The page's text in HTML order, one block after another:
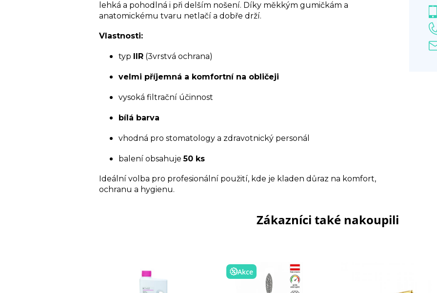
lehká a pohodlná i při delším nošení. Díky měkkým gumičkám a
anatomickému tvaru netlačí a dobře drží.
Vlastnosti:
typ IIR(3vrstvá ochrana)
velmi příjemná a komfortní na obličeji
vysoká filtrační účinnost
bílá barva
vhodná pro stomatology a zdravotnický personál
balení obsahuje50 ks
Ideální volba pro profesionální použití, kde je kladen důraz na komfort,
ochranu a hygienu.
Zákazníci také nakoupili
Akce